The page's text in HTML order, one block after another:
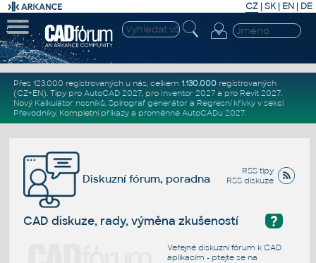
CZ | SK| EN | DE
Přes 123.000 registrovaných u nás, celkem 1.130.000registrovaných
(CZ+EN). Tipy pro AutoCAD 2027, pro Inventor 2027a pro Revit 2027.
Nový Kalkulátor nosníků, Spirograf generátor a Regresní křivkyv sekci
Převodníky. Kompletní příkazya proměnné AutoCADu 2027.
RSS tipy
RSS diskuze
Diskuzní fórum, poradna
?
CAD diskuze, rady, výměna zkušeností
Veřejné diskuzní fórum k CAD
aplikacím - ptejte se na